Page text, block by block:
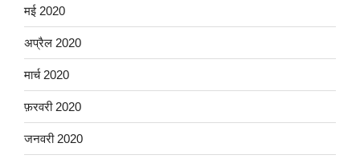
मई 2020
अप्रैल 2020
मार्च 2020
फ़रवरी 2020
जनवरी 2020